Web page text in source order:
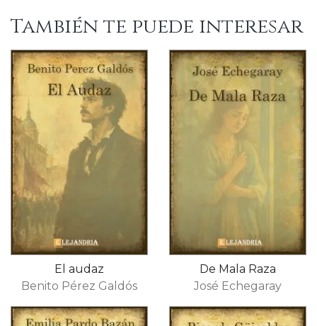
También te puede interesar
El audaz
Benito Pérez Galdós
De Mala Raza
José Echegaray